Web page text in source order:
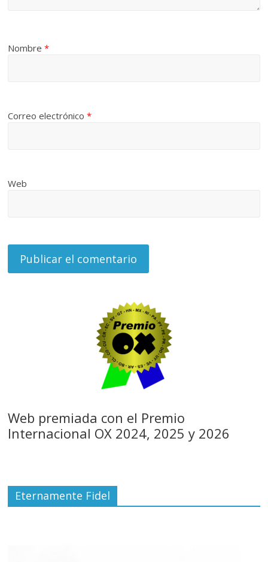
Nombre*
Correo electrónico*
Web
Web premiada con el Premio
Internacional OX 2024, 2025 y 2026
Eternamente Fidel